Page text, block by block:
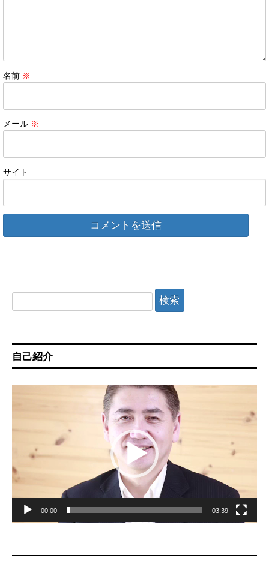
名前 ※
メール ※
サイト
検
索:
自己紹介
動
ヤ
00:00 03:39